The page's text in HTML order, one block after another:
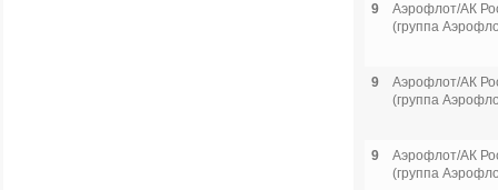
9
Аэрофлот/АК
(группа
9
Аэрофлот/АК
(группа
9
Аэрофлот/АК
(группа